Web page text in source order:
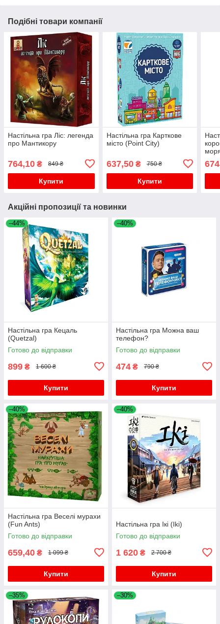
Подібні товари компанії
Настільна гра Ліс: легенда
про Мантикору
764,10 ₴ 849 ₴
Купити
Настільна гра Карткове
місто (Point City)
637,50₴ 750 ₴
Купити
Акційні пропозиції та новинки
–44%
Настільна гра Кецаль
(Quetzal)
Готово до відправки
899 ₴ 1 600 ₴
Купити
–40%
Настільна гра Можна ваш
телефон?
Готово до відправки
474 ₴ 790 ₴
Купити
–40%
Настільна гра Веселі мурахи
(Fun Ants)
Готово до відправки
659,40 ₴ 1 099 ₴
Купити
–40%
Настільна гра Ікі (Iki)
Готово до відправки
1 620 ₴ 2 700 ₴
Купити
–35% –30%